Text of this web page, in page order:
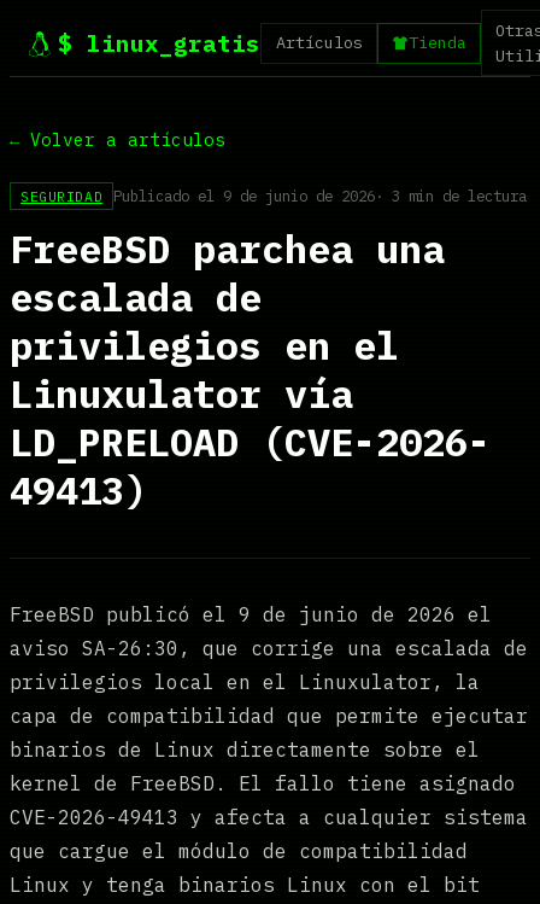
$ linux_gratis Artículos Tienda
← Volver a artículos
SEGURIDAD Publicado el 9 de junio de 2026· 3 min de lectura
FreeBSD parchea una
escalada de
privilegios en el
Linuxulator vía
LD_PRELOAD (CVE-2026-
49413)
FreeBSD publicó el 9 de junio de 2026 el
aviso SA-26:30, que corrige una escalada de
privilegios local en el Linuxulator, la
capa de compatibilidad que permite ejecutar
binarios de Linux directamente sobre el
kernel de FreeBSD. El fallo tiene asignado
CVE-2026-49413 y afecta a cualquier sistema
que cargue el módulo de compatibilidad
Linux y tenga binarios Linux con el bit